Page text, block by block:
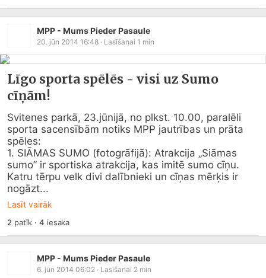
MPP - Mums Pieder Pasaule
20. jūn 2014 16:48 · Lasīšanai 1 min
Līgo sporta spēlēs - visi uz Sumo
cīņām!
Svitenes parkā, 23.jūnijā, no plkst. 10.00, paralēli
sporta sacensībām notiks MPP jautrības un prāta
spēles:
1. SIĀMAS SUMO (fotogrāfijā): Atrakcija „Siāmas
sumo” ir sportiska atrakcija, kas imitē sumo cīņu.
Katru tērpu velk divi dalībnieki un cīņas mērķis ir
nogāzt...
Lasīt vairāk
2 patīk ·4 iesaka
MPP - Mums Pieder Pasaule
6. jūn 2014 06:02 · Lasīšanai 2 min